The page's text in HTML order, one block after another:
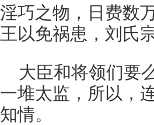
淫巧之物，日费数
王以免祸患，刘氏
大臣和将领们要
一堆太监，所以，
知情。